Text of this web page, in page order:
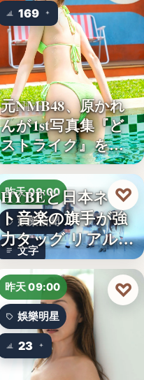
169
元NMB48、原かれ
んが1st写真集『ど
ストライク』を…
昨天 09:00
娛樂新聞
文字
HYBEと日本ネッ
ト音楽の旗手が強
力タッグ リアル×
バー…
♡
昨天 09:00
娛樂明星
23
♡